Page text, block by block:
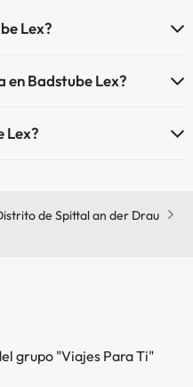
Lex?
en Badstube Lex?
Lex?
de Spittal an der Drau
grupo "Viajes Para Ti"